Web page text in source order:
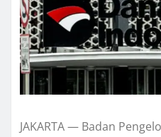
JAKARTA — Badan